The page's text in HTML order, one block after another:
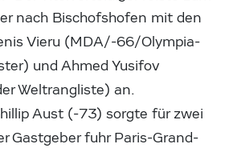
nach Bischofshofen mit den
Vieru (MDA/-66/Olympia-
und Ahmed Yusifov
Weltrangliste) an.
Aust (-73) sorgte für zwei
Gastgeber fuhr Paris-Grand-